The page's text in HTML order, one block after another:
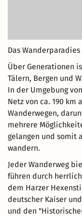
Das
Über Generationen
Tälern, Bergen und
In der Umgebung
Netz von ca. 190 km
Wanderwegen,
mehrere
gelangen und somit
wandern.
Jeder Wanderweg
führen durch
dem Harzer
deutscher Kaiser
und den